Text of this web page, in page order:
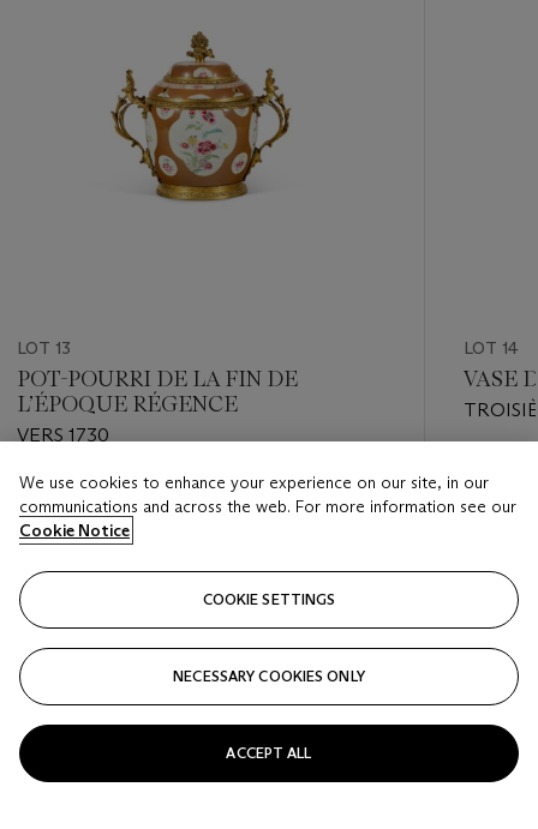
LOT 13
POT-POURRI DE LA FIN DE
L’ÉPOQUE RÉGENCE
VERS 1730
Estimate
EUR 6,000 - EUR 8,000
Closed
LOT 14
VASE
EUR
We use cookies to enhance your experience on our site, in our
communications and across the web. For more information see our
Cookie Notice
COOKIE SETTINGS
NECESSARY COOKIES ONLY
ACCEPT ALL